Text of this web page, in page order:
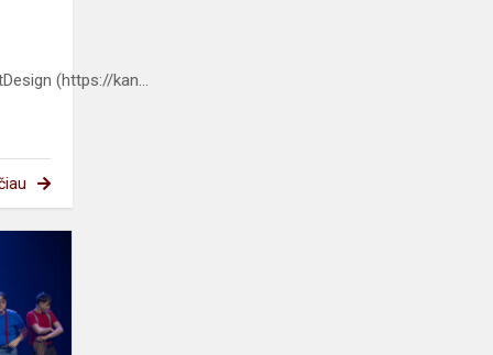
(https://kan...